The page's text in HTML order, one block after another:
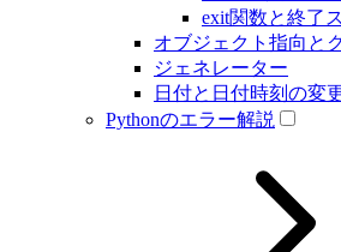
exit関数と終了
オブジェクト指向と
ジェネレーター
日付と日付時刻の変
Pythonのエラー解説